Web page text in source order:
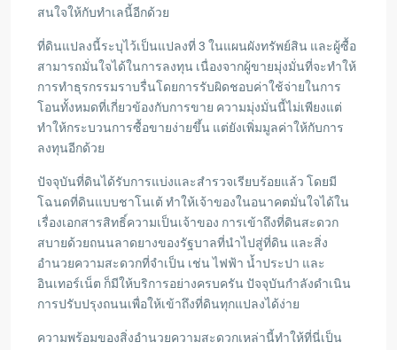
สนใจให้กับทำเลนี้อีกด้วย
ที่ดินแปลงนี้ระบุไว้เป็นแปลงที่ 3 ในแผนผังทรัพย์สิน และผู้ซื้อ
สามารถมั่นใจได้ในการลงทุน เนื่องจากผู้ขายมุ่งมั่นที่จะทำให้
การทำธุรกรรมราบรื่นโดยการรับผิดชอบค่าใช้จ่ายในการ
โอนทั้งหมดที่เกี่ยวข้องกับการขาย ความมุ่งมั่นนี้ไม่เพียงแต่
ทำให้กระบวนการซื้อขายง่ายขึ้น แต่ยังเพิ่มมูลค่าให้กับการ
ลงทุนอีกด้วย
ปัจจุบันที่ดินได้รับการแบ่งและสำรวจเรียบร้อยแล้ว โดยมี
โฉนดที่ดินแบบชาโนเต้ ทำให้เจ้าของในอนาคตมั่นใจได้ใน
เรื่องเอกสารสิทธิ์ความเป็นเจ้าของ การเข้าถึงที่ดินสะดวก
สบายด้วยถนนลาดยางของรัฐบาลที่นำไปสู่ที่ดิน และสิ่ง
อำนวยความสะดวกที่จำเป็น เช่น ไฟฟ้า น้ำประปา และ
อินเทอร์เน็ต ก็มีให้บริการอย่างครบครัน ปัจจุบันกำลังดำเนิน
การปรับปรุงถนนเพื่อให้เข้าถึงที่ดินทุกแปลงได้ง่าย
ความพร้อมของสิ่งอำนวยความสะดวกเหล่านี้ทำให้ที่นี่เป็น